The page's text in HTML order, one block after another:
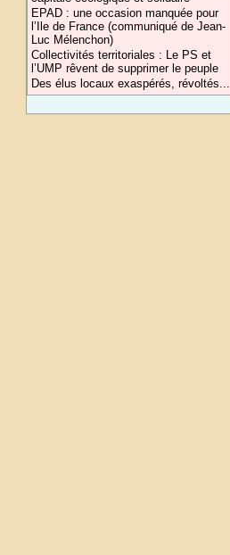
EPAD : une occasion manquée pour
l’Ile de France (communiqué de Jean-
Luc Mélenchon)
Collectivités territoriales : Le PS et
l’UMP rêvent de supprimer le peuple
Des élus locaux exaspérés, révoltés...